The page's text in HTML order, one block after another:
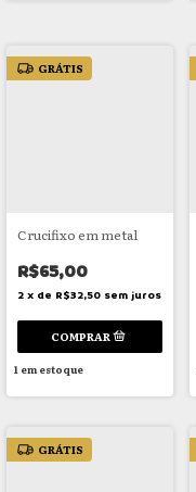
GRÁTIS
Crucifixo em metal
R$65,00
2 x de R$32,50 sem juros
1em estoque
GRÁTIS